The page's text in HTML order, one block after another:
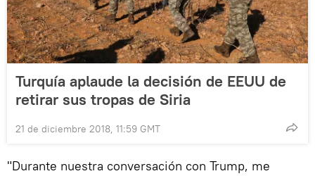
Turquía aplaude la decisión de EEUU de
retirar sus tropas de Siria
21 de diciembre 2018, 11:59 GMT
"Durante nuestra conversación con Trump, me